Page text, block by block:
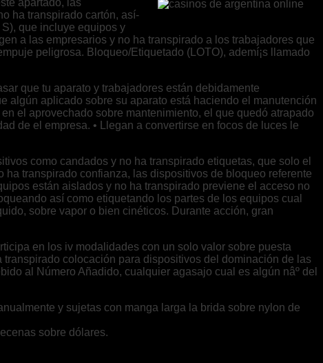
apartado, las
ha transpirado cartón, así­
que incluye equipos y
a las empresarios y no ha transpirado a los trabajadores que
peligrosa. Bloqueo/Etiquetado (LOTO), ademí¡s llamado
que tu aparato y trabajadores están debidamente
algún aplicado sobre su aparato está haciendo el manutención
el aprovechado sobre mantenimiento, el que quedó atrapado
de el empresa. • Llegan a convertirse en focos de luces le
como candados y no ha transpirado etiquetas, que solo el
transpirado confianza, las dispositivos de bloqueo referente
están aislados y no ha transpirado previene el acceso no
así­ como etiquetando los partes de los equipos cual
sobre vapor o bien cinéticos. Durante acción, gran
en los iv modalidades con un solo valor sobre puesta
colocación para dispositivos del dominación de las
al Número Añadido, cualquier agasajo cual es algún nâº del
y sujetas con manga larga la brida sobre nylon de
sobre dólares.